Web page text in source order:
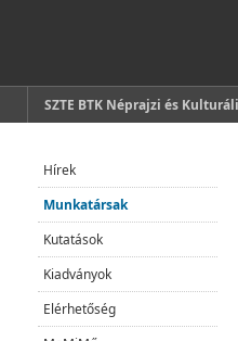
SZTE BTK Néprajzi és
Hírek
Munkatársak
Kutatások
Kiadványok
Elérhetőség